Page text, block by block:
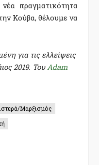
πραγματικότητα
Κούβα, θέλουμε να
για τις ελλείψεις
2019. Του Adam
Μαρξισμός